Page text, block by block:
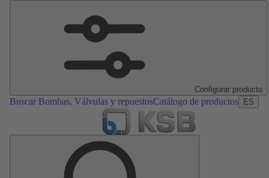
Configurar producto
Buscar Bombas, Válvulas y repuestosCatálogo de productos ES